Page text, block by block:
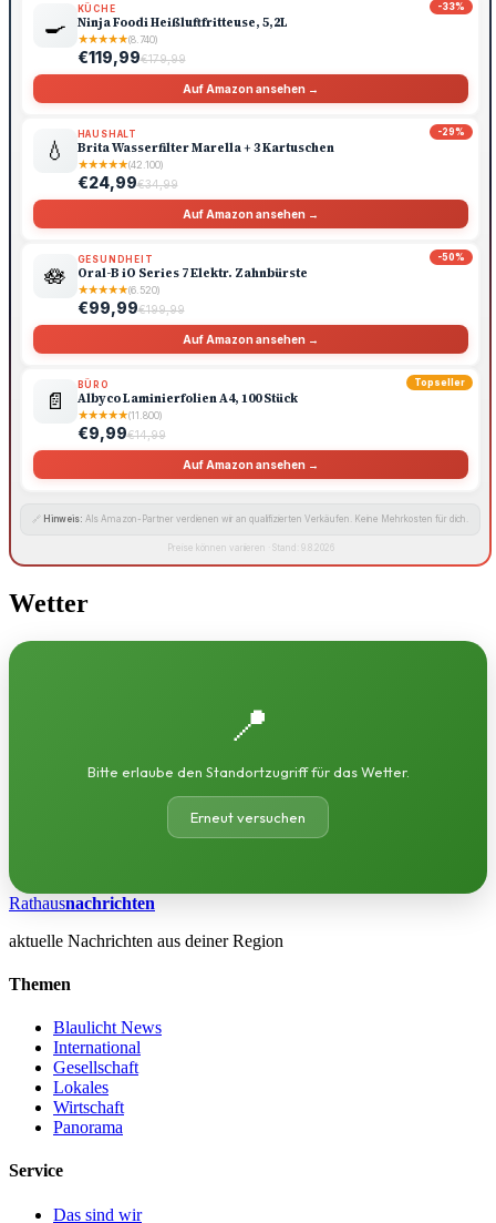
-33%
🍳
KÜCHE
Ninja Foodi Heißluftfritteuse, 5,2L
★★★★★(8.740)
€119,99€179,99
Auf Amazon ansehen →
-29%
💧
HAUSHALT
Brita Wasserfilter Marella + 3 Kartuschen
★★★★★(42.100)
€24,99€34,99
Auf Amazon ansehen →
-50%
🪷
GESUNDHEIT
Oral-B iO Series 7 Elektr. Zahnbürste
★★★★★(6.520)
€99,99€199,99
Auf Amazon ansehen →
Topseller
📄
BÜRO
Albyco Laminierfolien A4, 100 Stück
★★★★★(11.800)
€9,99€14,99
Auf Amazon ansehen →
🔗 Hinweis: Als Amazon-Partner verdienen wir an qualifizierten Verkäufen. Keine Mehrkosten für dich.
Preise können variieren · Stand: 9.8.2026
Wetter
📍
Bitte erlaube den Standortzugriff für das Wetter.
Erneut versuchen
Rathausnachrichten
aktuelle Nachrichten aus deiner Region
Themen
Blaulicht News
International
Gesellschaft
Lokales
Wirtschaft
Panorama
Service
Das sind wir